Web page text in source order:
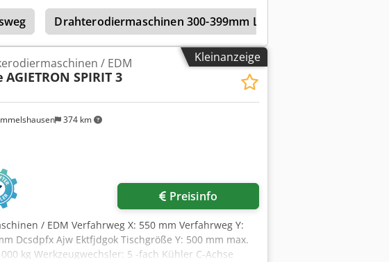
Tankvolumen: 400 Liter
(Höhe x Breite x Tiefe): 1800 x 600 x 920 mm
15 – 23 kVA
Drahterodiermaschinen 300-399mm Längsweg
Kleinanzeige
374 km
/ EDM
AGIETRON SPIRIT 3
Preisinfo
/ EDM Verfahrweg X: 550 mm Verfahrweg Y:
Dcsdpfx Ajw Ektfjdgok Tischgröße Y: 500 mm max.
kg Werkzeugwechsler: 5 -fach Kühler C-Achse